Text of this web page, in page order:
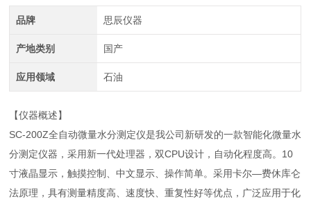
品牌 思辰仪器
产地类别 国产
应用领域 石油
【仪器概述】
SC-200Z全自动微量水分测定仪是我公司新研发的一款智能化微量水
分测定仪器，采用新一代处理器，双CPU设计，自动化程度高。10
寸液晶显示，触摸控制、中文显示、操作简单。采用卡尔—费休库仑
法原理，具有测量精度高、速度快、重复性好等优点，广泛应用于化